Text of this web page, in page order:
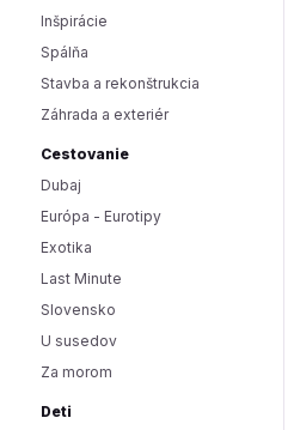
Inšpirácie
Spálňa
Stavba a rekonštrukcia
Záhrada a exteriér
Cestovanie
Dubaj
Európa - Eurotipy
Exotika
Last Minute
Slovensko
U susedov
Za morom
Deti